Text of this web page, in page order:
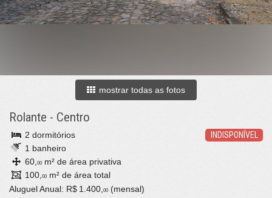
mostrar todas as fotos
Rolante - Centro
INDISPONÍVEL
2 dormitórios
1 banheiro
60, 00 m² de área privativa
100, 00 m² de área total
Aluguel Anual: R$ 1.400, 00 (mensal)